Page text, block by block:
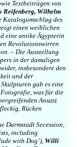
Textbeiträgen von
Reifenberg, Wilhelm
Katalogumschlag des
einen weiblichen
eine antike Ägypterin
Revolutionswirren
– Die Ausstellung
in der damaligen
insbesondere den
und der
gab es eine
was für die
Ansatz
Rücken
Darmstadt Secession,
including
with Dog’), Willi